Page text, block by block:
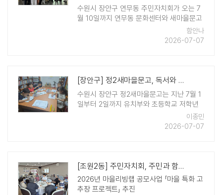
수원시 장안구 연무동 주민자치회가 오는 7
월 10일까지 연무동 문화센터와 새마을문고
일원에서 '2026 상반기 결산 주민자치센터
작품 전시회'를 개최한다. 이번 전시회는 주
함안나
2026-07-07
[장안구] 정2새마을문고, 독서와 함께하는 미술 프로그램 운영
수원시 장안구 정2새마을문고는 지난 7월 1
일부터 2일까지 유치부와 초등학교 저학년
을 대상으로 독서와 미술을 접목한 창의미술
프로그램을 운영했다고 밝혔다. 이번 프로그
이종민
2026-07-07
[조원2동] 주민자치회, 주민과 함께 전통 고추장 담그며 공동체 가치 확산
2026년 마을리빙랩 공모사업 「마을 특화 고
추장 프로젝트」 추진